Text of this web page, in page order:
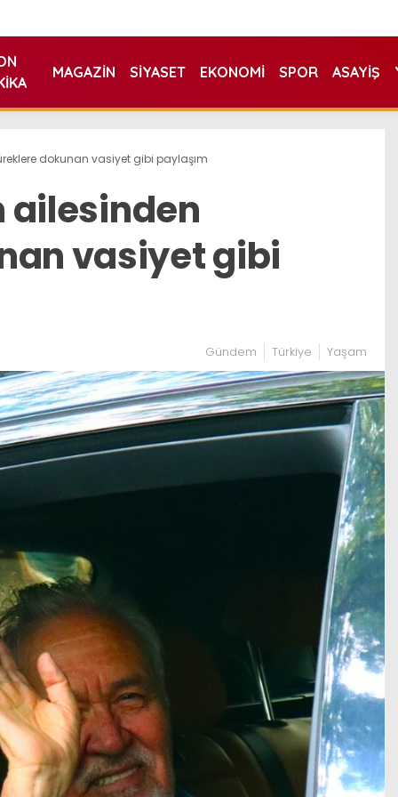
MAGAZIN SIYASET EKONOMI SPOR ASAYIŞ
dokunan vasiyet gibi paylaşım
ailesinden
vasiyet gibi
Gündem Türkiye Yaşam